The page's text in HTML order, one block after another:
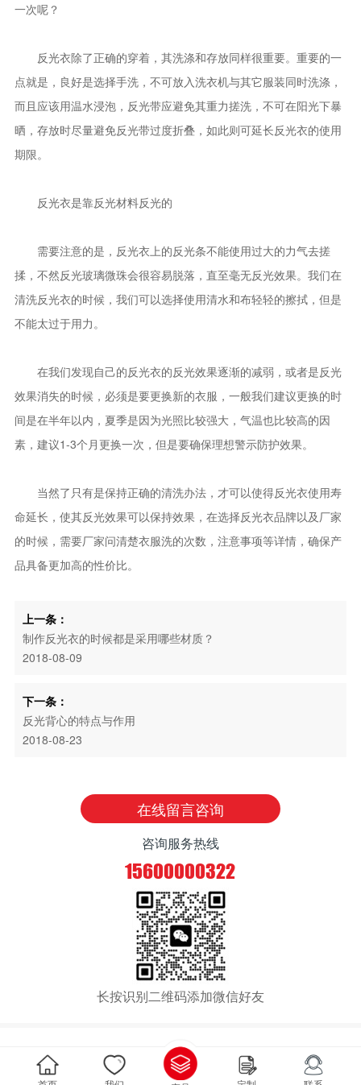
一次呢？
反光衣除了正确的穿着，其洗涤和存放同样很重要。重要的一
点就是，良好是选择手洗，不可放入洗衣机与其它服装同时洗涤，
而且应该用温水浸泡，反光带应避免其重力搓洗，不可在阳光下暴
晒，存放时尽量避免反光带过度折叠，如此则可延长反光衣的使用
期限。
反光衣是靠反光材料反光的
需要注意的是，反光衣上的反光条不能使用过大的力气去搓
揉，不然反光玻璃微珠会很容易脱落，直至毫无反光效果。我们在
清洗反光衣的时候，我们可以选择使用清水和布轻轻的擦拭，但是
不能太过于用力。
在我们发现自己的反光衣的反光效果逐渐的减弱，或者是反光
效果消失的时候，必须是要更换新的衣服，一般我们建议更换的时
间是在半年以内，夏季是因为光照比较强大，气温也比较高的因
素，建议1-3个月更换一次，但是要确保理想警示防护效果。
当然了只有是保持正确的清洗办法，才可以使得反光衣使用寿
命延长，使其反光效果可以保持效果，在选择反光衣品牌以及厂家
的时候，需要厂家问清楚衣服洗的次数，注意事项等详情，确保产
品具备更加高的性价比。
上一条：
制作反光衣的时候都是采用哪些材质？
2018-08-09
下一条：
反光背心的特点与作用
2018-08-23
在线留言咨询
咨询服务热线
15600000322
长按识别二维码添加微信好友